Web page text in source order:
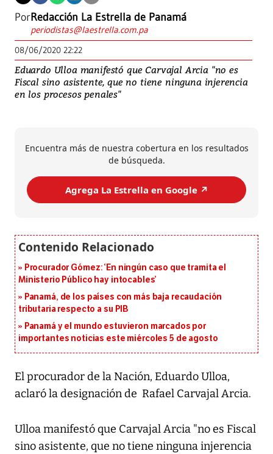
PorRedacción La Estrella de Panamá
periodistas@laestrella.com.pa
08/06/2020 22:22
Eduardo Ulloa manifestó que Carvajal Arcia "no es
Fiscal sino asistente, que no tiene ninguna injerencia
en los procesos penales"
Encuentra más de nuestra cobertura en los resultados
de búsqueda.
Agrega La Estrella en Google ↗️
Procurador Gómez: ‘En ningún caso que tramita el
Ministerio Público hay intocables’
Panamá, de los países con más baja recaudación
tributaria respecto a su PIB
Panamá y el mundo estuvieron marcados por
importantes noticias este miércoles 5 de agosto
El procurador de la Nación, Eduardo Ulloa,
aclaró la designación de Rafael Carvajal Arcia.
Ulloa manifestó que Carvajal Arcia "no es Fiscal
sino asistente, que no tiene ninguna injerencia